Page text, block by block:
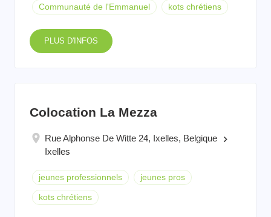
Communauté de l'Emmanuel kots chrétiens
PLUS D'INFOS
Colocation La Mezza
Rue Alphonse De Witte 24, Ixelles, Belgique keyboard_arrow_right
Ixelles
jeunes professionnels jeunes pros
kots chrétiens